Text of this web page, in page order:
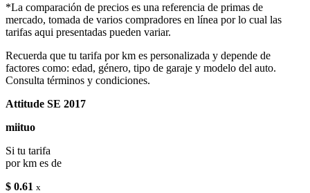
*La comparación de precios es una referencia de primas de
mercado, tomada de varios compradores en línea por lo cual las
tarifas aqui presentadas pueden variar.
Recuerda que tu tarifa por km es personalizada y depende de
factores como: edad, género, tipo de garaje y modelo del auto.
Consulta términos y condiciones.
Attitude SE 2017
miituo
Si tu tarifa
por km es de
$ 0.61 x